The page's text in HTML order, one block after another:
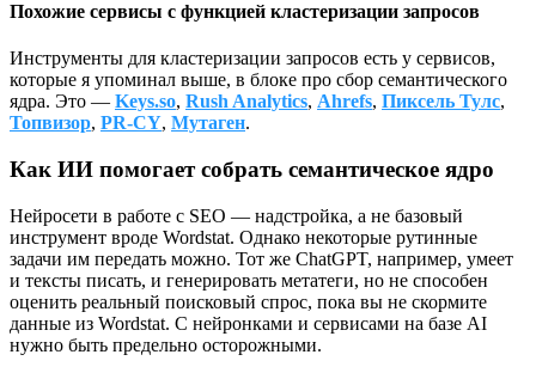
Похожие сервисы с функцией кластеризации запросов
Инструменты для кластеризации запросов есть у сервисов,
которые я упоминал выше, в блоке про сбор семантического
ядра. Это — Keys.so, Rush Analytics, Ahrefs, Пиксель Тулс,
Топвизор, PR-CY, Мутаген.
Как ИИ помогает собрать семантическое ядро
Нейросети в работе с SEO — надстройка, а не базовый
инструмент вроде Wordstat. Однако некоторые рутинные
задачи им передать можно. Тот же ChatGPT, например, умеет
и тексты писать, и генерировать метатеги, но не способен
оценить реальный поисковый спрос, пока вы не скормите
данные из Wordstat. С нейронками и сервисами на базе AI
нужно быть предельно осторожными.